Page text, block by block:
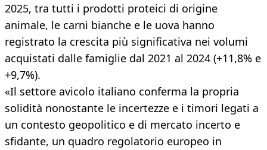
2025, tra tutti i prodotti proteici di origine
animale, le carni bianche e le uova hanno
registrato la crescita più significativa nei volumi
acquistati dalle famiglie dal 2021 al 2024 (+11,8% e
+9,7%).
«Il settore avicolo italiano conferma la propria
solidità nonostante le incertezze e i timori legati a
un contesto geopolitico e di mercato incerto e
sfidante, un quadro regolatorio europeo in